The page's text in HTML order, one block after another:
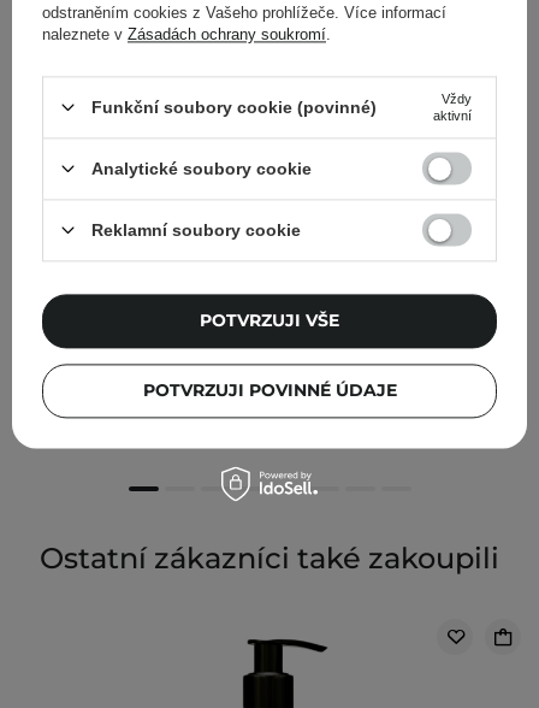
Veoli Botanica - Touch Of Passion - Rozjasňující a
vyživující tonikum na obličej - 150 ml
519,00 Kč
Ostatní zákazníci také zakoupili
odstraněním cookies z Vašeho prohlížeče. Více informací
naleznete v Zásadách ochrany soukromí
Funkční soubory cookie (povinné)
Vždy
aktivní
Analytické soubory cookie
Reklamní soubory cookie
POTVRZUJI POVINNÉ ÚDAJE
POTVRZUJI VŠE